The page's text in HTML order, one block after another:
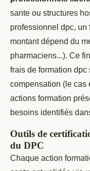
sante ou structures
professionnel dpc, un
montant dépend du
pharmaciens...). Ce
frais de formation
compensation (le cas
actions formation
besoins identifiés
Outils de
du DPC
Chaque action